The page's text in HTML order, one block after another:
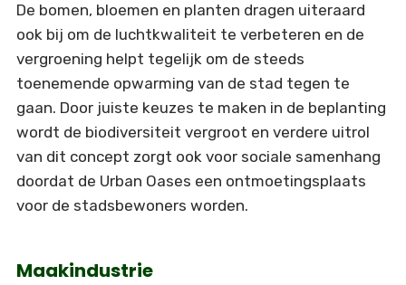
De bomen, bloemen en planten dragen uiteraard
ook bij om de luchtkwaliteit te verbeteren en de
vergroening helpt tegelijk om de steeds
toenemende opwarming van de stad tegen te
gaan. Door juiste keuzes te maken in de beplanting
wordt de biodiversiteit vergroot en verdere uitrol
van dit concept zorgt ook voor sociale samenhang
doordat de Urban Oases een ontmoetingsplaats
voor de stadsbewoners worden.
Maakindustrie